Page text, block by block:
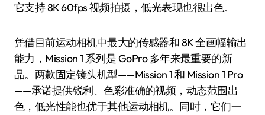
它支持 8K 60fps 视频拍摄，低光表现也很出色。
凭借目前运动相机中最大的传感器和 8K 全画幅输出
能力，Mission 1 系列是 GoPro 多年来最重要的新
品。两款固定镜头机型——Mission 1 和 Mission 1 Pro
——承诺提供锐利、色彩准确的视频，动态范围出
色，低光性能也优于其他运动相机。同时，它们一